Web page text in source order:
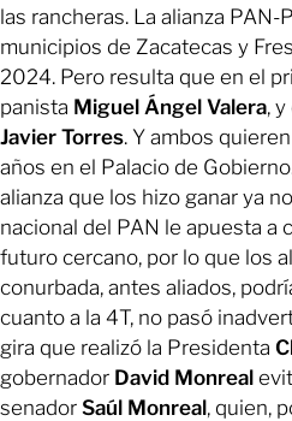
las rancheras. La alianza
municipios de Zacatecas y
2024. Pero resulta que en el
panista Miguel Ángel Valera,
Javier Torres. Y ambos
años en el Palacio de
alianza que los hizo ganar ya
nacional del PAN le apuesta a
futuro cercano, por lo que los
conurbada, antes aliados,
cuanto a la 4T, no pasó
gira que realizó la Presidenta
gobernador David Monreal
senador Saúl Monreal, quien,